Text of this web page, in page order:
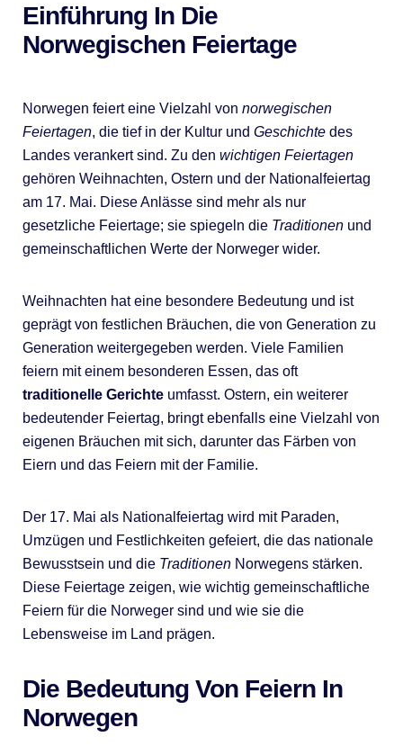
Einführung In Die
Norwegischen Feiertage
Norwegen feiert eine Vielzahl von norwegischen
Feiertagen, die tief in der Kultur und Geschichtedes
Landes verankert sind. Zu den wichtigen Feiertagen
gehören Weihnachten, Ostern und der Nationalfeiertag
am 17. Mai. Diese Anlässe sind mehr als nur
gesetzliche Feiertage; sie spiegeln die Traditionenund
gemeinschaftlichen Werte der Norweger wider.
Weihnachten hat eine besondere Bedeutung und ist
geprägt von festlichen Bräuchen, die von Generation zu
Generation weitergegeben werden. Viele Familien
feiern mit einem besonderen Essen, das oft
traditionelle Gerichteumfasst. Ostern, ein weiterer
bedeutender Feiertag, bringt ebenfalls eine Vielzahl von
eigenen Bräuchen mit sich, darunter das Färben von
Eiern und das Feiern mit der Familie.
Der 17. Mai als Nationalfeiertag wird mit Paraden,
Umzügen und Festlichkeiten gefeiert, die das nationale
Bewusstsein und die TraditionenNorwegens stärken.
Diese Feiertage zeigen, wie wichtig gemeinschaftliche
Feiern für die Norweger sind und wie sie die
Lebensweise im Land prägen.
Die Bedeutung Von Feiern In
Norwegen